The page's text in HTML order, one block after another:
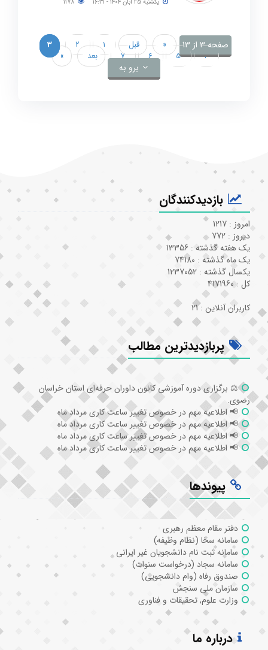
صفحه 3 از 13 « قبل 1
2
3
4
5
6
7 بعد »
برو به
بازدیدکنندگان
امروز : 1217
دیروز : 772
یک هفته گذشته : 13356
یک ماه گذشته : 74180
یکسال گذشته : 1237052
کل : 4171960
کاربران آنلاین : 21
پربازدیدترین مطالب
⚖️ برگزاری دوره آموزشی کانون داوران حرفه‌ای استان خراسان
رضوی.
📢 اطلاعیه مهم در خصوص تغییر ساعت کاری مرداد ماه
📢 اطلاعیه مهم در خصوص تغییر ساعت کاری مرداد ماه
📢 اطلاعیه مهم در خصوص تغییر ساعت کاری مرداد ماه
📢 اطلاعیه مهم در خصوص تغییر ساعت کاری مرداد ماه
پیوندها
دفتر مقام معظم رهبری
سامانه سخا (نظام وظیفه)
سامانه ثبت نام دانشجویان غیر ایرانی
سامانه سجاد (درخواست سنوات)
صندوق رفاه (وام دانشجویی)
سازمان ملی سنجش
وزارت علوم, تحقیقات و فناوری
درباره ما